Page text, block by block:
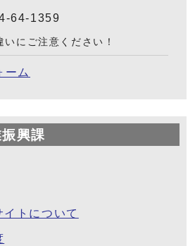
64-1359
にご注意ください！
ーム
興課
トについて